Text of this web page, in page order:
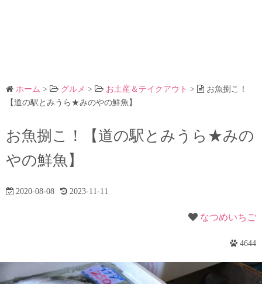
ホーム > グルメ > お土産＆テイクアウト >
お魚捌こ！
【道の駅とみうら★みのやの鮮魚】
お魚捌こ！【道の駅とみうら★みの
やの鮮魚】
2020-08-08 2023-11-11
なつめいちご
4644